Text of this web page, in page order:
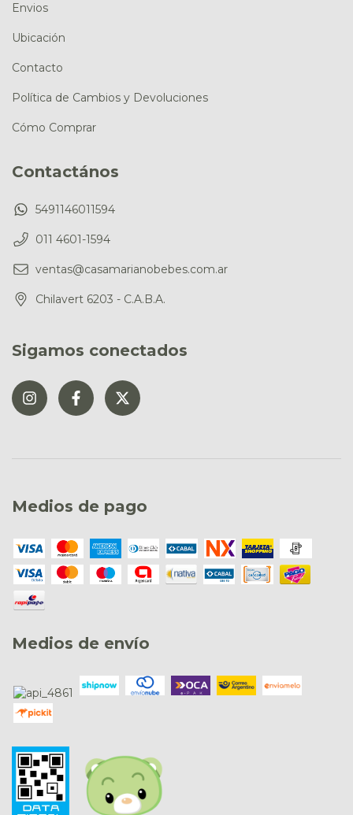
Envios
Ubicación
Contacto
Política de Cambios y Devoluciones
Cómo Comprar
Contactános
5491146011594
011 4601-1594
ventas@casamarianobebes.com.ar
Chilavert 6203 - C.A.B.A.
Sigamos conectados
Medios de pago
Medios de envío